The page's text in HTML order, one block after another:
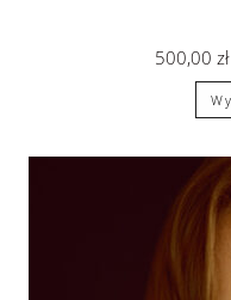
500,00 zł